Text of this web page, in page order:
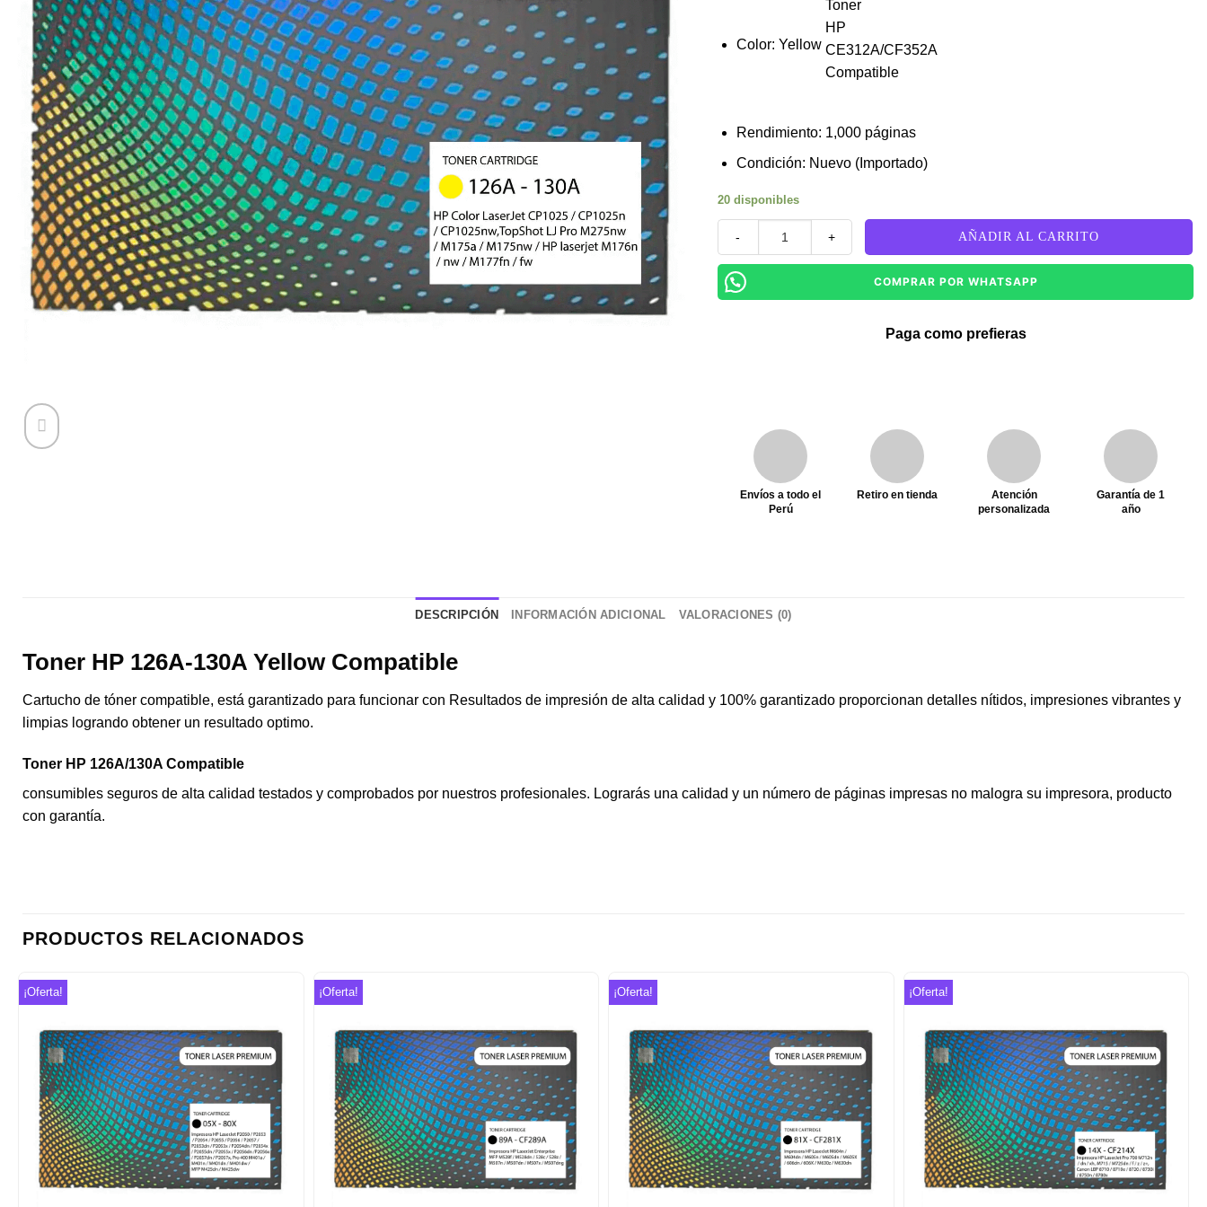
Color: Yellow
Rendimiento: 1,000 páginas
Condición: Nuevo (Importado)
20 disponibles
Toner HP 126A-130A Yellow Compatible cantidad
AÑADIR AL CARRITO
COMPRAR POR WHATSAPP
Paga como prefieras
Envíos a todo el
Perú
Retiro en tienda
Atención
personalizada
Garantía de 1
año
DESCRIPCIÓN INFORMACIÓN ADICIONAL VALORACIONES (0)
Toner HP 126A-130A Yellow Compatible
Cartucho de tóner compatible, está garantizado para funcionar con Resultados de impresión de alta calidad y 100% garantizado proporcionan detalles nítidos, impresiones vibrantes y
limpias logrando obtener un resultado optimo.
Toner HP 126A/130A Compatible
consumibles seguros de alta calidad testados y comprobados por nuestros profesionales. Lograrás una calidad y un número de páginas impresas no malogra su impresora, producto
con garantía.
PRODUCTOS RELACIONADOS
¡Oferta!
Añadir
a la
lista de
deseos
¡Oferta!
Añadir
a la
lista de
deseos
¡Oferta!
Añadir
a la
lista de
deseos
¡Oferta!
Añadir
a la
lista de
deseos